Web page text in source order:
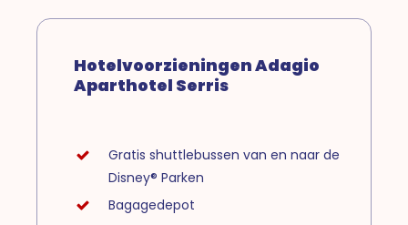
Hotelvoorzieningen Adagio
Aparthotel Serris
Gratis shuttlebussen van en naar de
Disney® Parken
Bagagedepot